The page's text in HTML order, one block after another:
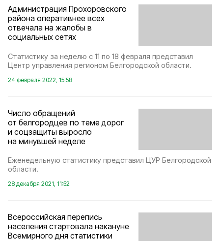
Администрация Прохоровского
района оперативнее всех
отвечала на жалобы в
социальных сетях
Статистику за неделю с 11 по 18 февраля представил
Центр управления регионом Белгородской области.
24 февраля 2022, 15:58
Число обращений
от белгородцев по теме дорог
и соцзащиты выросло
на минувшей неделе
Еженедельную статистику представил ЦУР Белгородской
области.
28 декабря 2021, 11:52
Всероссийская перепись
населения стартовала накануне
Всемирного дня статистики